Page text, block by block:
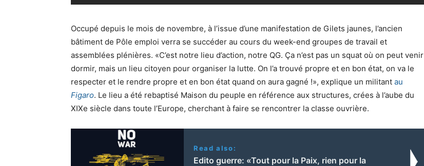
Occupé depuis le mois de novembre, à l’issue d’une manifestation de Gilets jaunes, l’ancien
bâtiment de Pôle emploi verra se succéder au cours du week-end groupes de travail et
assemblées plénières. «C’est notre lieu d’action, notre QG. Ça n’est pas un squat où on peut venir
dormir, mais un lieu citoyen pour organiser la lutte. On l’a trouvé propre et en bon état, on va le
respecter et le rendre propre et en bon état quand on aura gagné !», explique un militant au
Figaro. Le lieu a été rebaptisé Maison du peuple en référence aux structures, crées à l’aube du
XIXe siècle dans toute l’Europe, cherchant à faire se rencontrer la classe ouvrière.
Read also:
Edito guerre: «Tout pour la Paix, rien pour la